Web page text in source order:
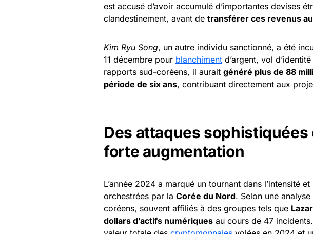
est accusé d’avoir accumulé d’importantes devises
clandestinement, avant de transférer ces revenus
Kim Ryu Song, un autre individu sanctionné, a été
11 décembre pour blanchiment d’argent, vol
rapports sud-coréens, il aurait généré plus de 88
période de six ans, contribuant directement aux
Des attaques
forte augmentation
L’année 2024 a marqué un tournant dans l’intensité
orchestrées par la Corée du Nord. Selon une analyse
coréens, souvent affiliés à des groupes tels que
dollars d’actifs numériques au cours de 47